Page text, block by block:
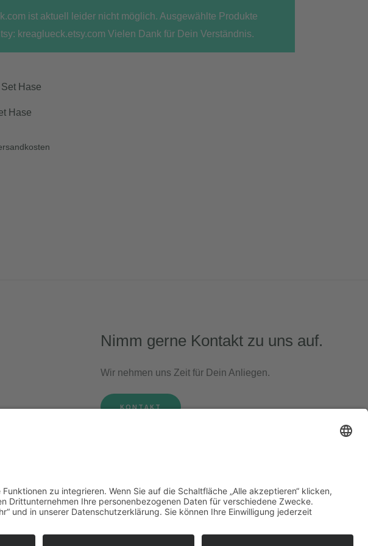
ist aktuell leider nicht möglich. Ausgewählte Produkte
kreaglueck.etsy.com Vielen Dank für Dein Verständnis.
Hase
Nimm gerne Kontakt zu uns auf.
Wir nehmen uns Zeit für Dein Anliegen.
KONTAKT